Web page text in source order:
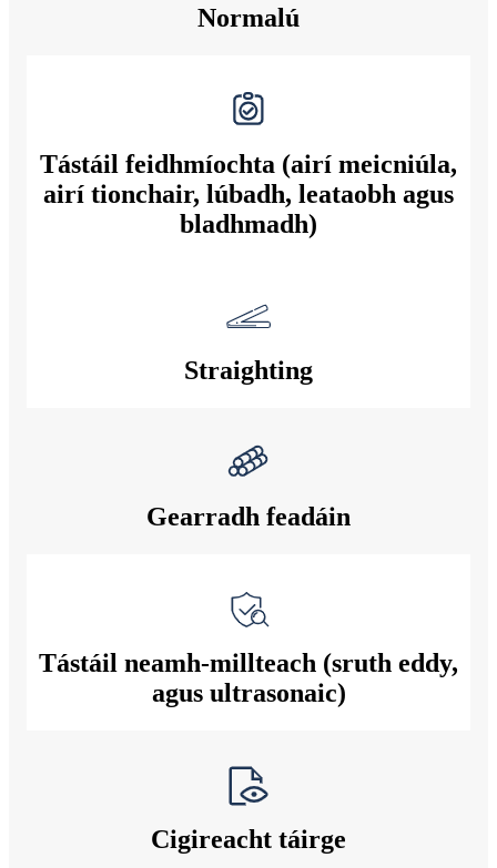
Normalú
Tástáil feidhmíochta (airí meicniúla,
airí tionchair, lúbadh, leataobh agus
bladhmadh)
Straighting
Gearradh feadáin
Tástáil neamh-millteach (sruth eddy,
agus ultrasonaic)
Cigireacht táirge